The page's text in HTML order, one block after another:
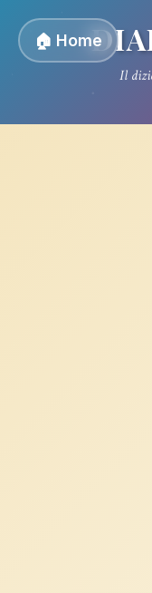
🏠 Home
Il